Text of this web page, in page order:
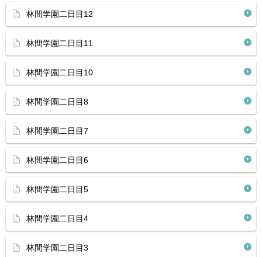
林間学園二日目12
林間学園二日目11
林間学園二日目10
林間学園二日目8
林間学園二日目7
林間学園二日目6
林間学園二日目5
林間学園二日目4
林間学園二日目3